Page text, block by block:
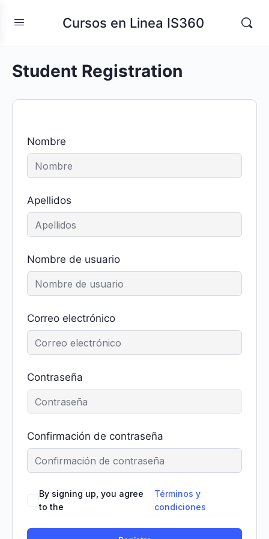
Cursos en Linea IS360
Student Registration
Nombre
Apellidos
Nombre de usuario
Correo electrónico
Contraseña
Confirmación de contraseña
By signing up, you agree
to the
Términos y
condiciones